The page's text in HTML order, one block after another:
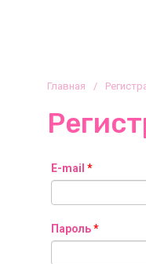
Главная /
E-mail*
Пароль*